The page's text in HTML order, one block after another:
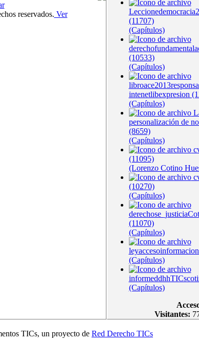
reservados. Ver
(11707)
(Capítulos)
(10533)
(Capítulos)
intenetlibexpresion
(Capítulos)
personalización de
(8659)
(Capítulos)
(11095)
(Lorenzo Cotino
(10270)
(Capítulos)
(11070)
(Capítulos)
(Capítulos)
(Capítulos)
Visitantes:
TICs, un proyecto de Red Derecho TICs